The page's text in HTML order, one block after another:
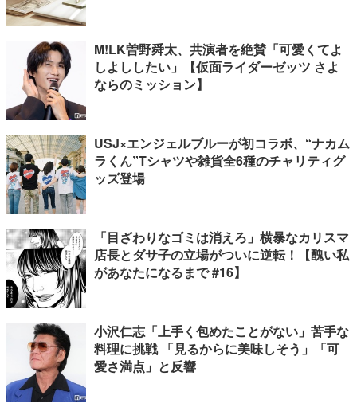
M!LK曽野舜太、共演者を絶賛「可愛くてよ
しよししたい」【仮面ライダーゼッツ さよ
ならのミッション】
USJ×エンジェルブルーが初コラボ、“ナカム
ラくん”Tシャツや雑貨全6種のチャリティグ
ッズ登場
「目ざわりなゴミは消えろ」横暴なカリスマ
店長とダサ子の立場がついに逆転！【醜い私
があなたになるまで #16】
小沢仁志「上手く包めたことがない」苦手な
料理に挑戦 「見るからに美味しそう」「可
愛さ満点」と反響